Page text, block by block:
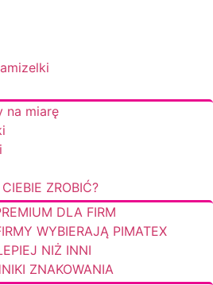
na miarę
ZROBIĆ?
DLA FIRM
WYBIERAJĄ PIMATEX
NIŻ INNI
ZNAKOWANIA